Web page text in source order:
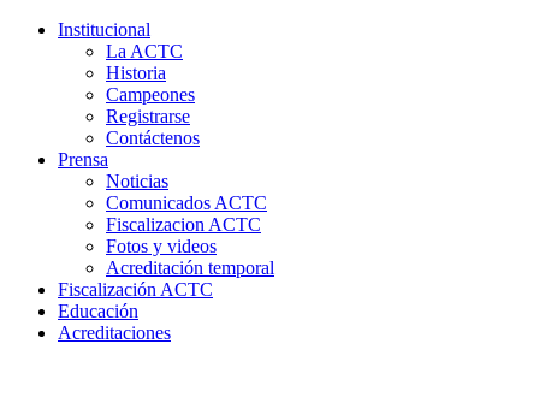
Institucional
La ACTC
Historia
Campeones
Registrarse
Contáctenos
Prensa
Noticias
Comunicados ACTC
Fiscalizacion ACTC
Fotos y videos
Acreditación temporal
Fiscalización ACTC
Educación
Acreditaciones